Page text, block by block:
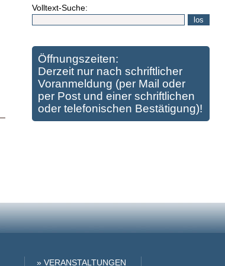
Volltext-Suche:
Öffnungszeiten:
Derzeit nur nach schriftlicher
Voranmeldung (per Mail oder
per Post und einer schriftlichen
oder telefonischen Bestätigung)!
» VERANSTALTUNGEN